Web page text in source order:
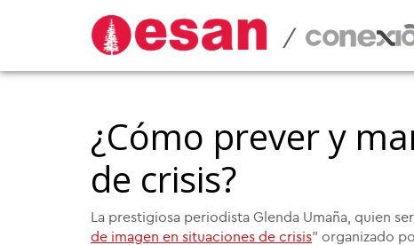
/
¿Cómo prever y
de crisis?
La prestigiosa periodista Glenda Umaña, quien
de imagen en situaciones de crisis" organizado